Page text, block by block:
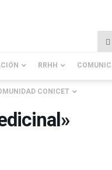
RRHH
CONICET